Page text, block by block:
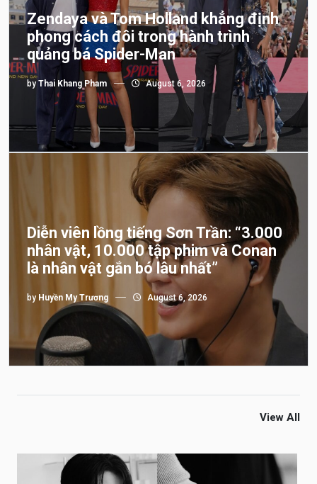
Zendaya và Tom Holland khẳng định
phong cách đôi trong hành trình
quảng bá Spider-Man
by Thai Khang Pham August 6, 2026
Diễn viên lồng tiếng Sơn Trần: “3.000
nhân vật, 10.000 tập phim và Conan
là nhân vật gắn bó lâu nhất”
by Huyền My Trương August 6, 2026
View All